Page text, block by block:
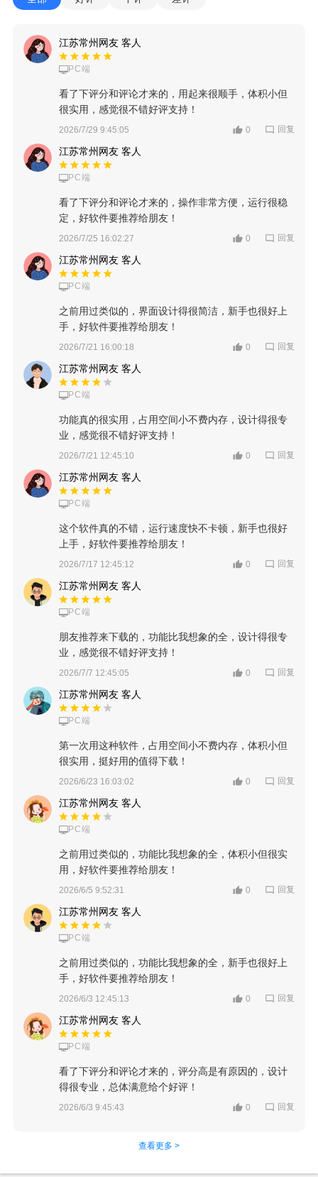
江苏常州网友 客人
PC端
看了下评分和评论才来的，用起来很顺手，体积小但
很实用，感觉很不错好评支持！
2026/7/29 9:45:05 0 回复
江苏常州网友 客人
PC端
看了下评分和评论才来的，操作非常方便，运行很稳
定，好软件要推荐给朋友！
2026/7/25 16:02:27 0 回复
江苏常州网友 客人
PC端
之前用过类似的，界面设计得很简洁，新手也很好上
手，好软件要推荐给朋友！
2026/7/21 16:00:18 0 回复
江苏常州网友 客人
PC端
功能真的很实用，占用空间小不费内存，设计得很专
业，感觉很不错好评支持！
2026/7/21 12:45:10 0 回复
江苏常州网友 客人
PC端
这个软件真的不错，运行速度快不卡顿，新手也很好
上手，好软件要推荐给朋友！
2026/7/17 12:45:12 0 回复
江苏常州网友 客人
PC端
朋友推荐来下载的，功能比我想象的全，设计得很专
业，感觉很不错好评支持！
2026/7/7 12:45:05 0 回复
江苏常州网友 客人
PC端
第一次用这种软件，占用空间小不费内存，体积小但
很实用，挺好用的值得下载！
2026/6/23 16:03:02 0 回复
江苏常州网友 客人
PC端
之前用过类似的，功能比我想象的全，体积小但很实
用，好软件要推荐给朋友！
2026/6/5 9:52:31 0 回复
江苏常州网友 客人
PC端
之前用过类似的，功能比我想象的全，新手也很好上
手，好软件要推荐给朋友！
2026/6/3 12:45:13 0 回复
江苏常州网友 客人
PC端
看了下评分和评论才来的，评分高是有原因的，设计
得很专业，总体满意给个好评！
2026/6/3 9:45:43 0 回复
查看更多 >